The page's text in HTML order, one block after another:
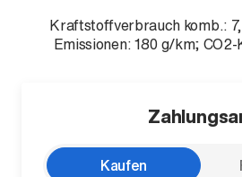
News
Kraftstoffverbrauch komb.:
Emissionen: 180 g/km; CO2-
Kaufen